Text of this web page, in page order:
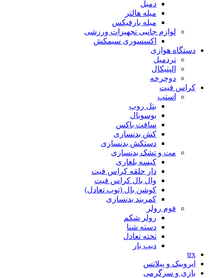
دمبل
میله هالتر
میله بارفیکس
لوازم جانبی تجهیزات ورزشی
اکسسوری سیمکش
دستگاه هوازی
تردمیل
الپتیکال
دوچرخه
کراس فیت
استپ
بتل روپ
بوسوبال
سافت باکس
کش بدنسازی
دستکش بدنسازی
مت و تشک بدنسازی
کیسه بلغاری
دار حلقه کراس فیت
وال بال کراس فیت
کوشن بال (توپ تعادل)
کمربند بدنسازی
فوم رولر
رولر شکم
دسته شنا
تخته تعادل
دیپ بار
trx
ایروبیک و پیلاتس
بازی و سرگرمی